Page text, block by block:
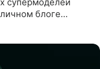
блоге